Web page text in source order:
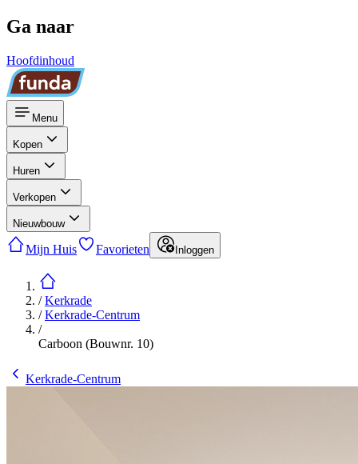
Ga naar
Hoofdinhoud
Menu
Kopen
Huren
Verkopen
Nieuwbouw
Mijn Huis Favorieten Inloggen
/Kerkrade
/Kerkrade-Centrum
/
Carboon (Bouwnr. 10)
Kerkrade-Centrum